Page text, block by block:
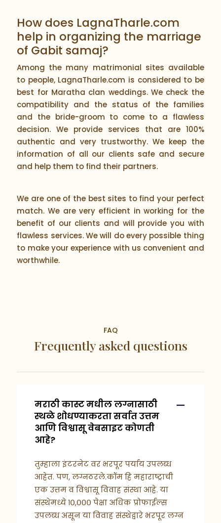
How does LagnaTharle.com
help in organizing the marriage
of Gabit samaj?
Among the many matrimonial sites available
to people, LagnaTharle.com is considered to be
best for Maratha clan weddings. We check the
compatibility and the status of the families
and the bride-groom to come to a flawless
decision. We provide services that are 100%
authentic and very trustworthy. We keep the
information of all our clients safe and secure
and help them to find their partners.
We are one of the best sites to find your perfect
match. We are very efficient in working for the
benefit of our clients and will provide you with
flawless services. We will do every possible thing
to make your experience with us convenient and
worthwhile.
FAQ
Frequently asked questions
मराठी कास्ट मधील लग्नासाठी
स्थळे शोधण्याकरता सर्वात उत्तम
आणि विश्वासू वेबसाइट कोणती
आहे?
तुम्हाला इंटरनेट वर भरपूर पर्याय उपलब्ध
आहेत. पण, लग्नठरले.कॉम हि महाराष्ट्राची
एक उत्तम व विश्वासू विवाह संस्था आहे. या
संस्थेमध्ये १०,००० पेक्षा अधिक प्रोफाईल्स
उपलब्ध असून या विवाह संस्थेद्वारे भरपूर लग्न